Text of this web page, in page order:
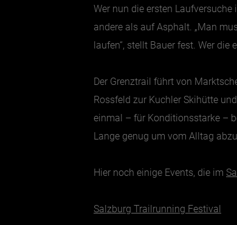
Wer nun die ersten
andere als auf Asphalt. „Man
laufen“, stellt Bauer fest. Wer
Der Grenztrail führt von
Rossfeld zur Kuchler Skihütte
einmal – für Konditionsstarke –
Lange genug um vom Alltag
Hier noch einige Events, die im
Salzburg Trailrunning Festival